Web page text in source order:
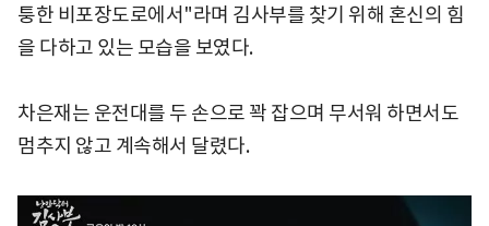
퉁한 비포장도로에서"라며 김사부를 찾기 위해 혼신의 힘
을 다하고 있는 모습을 보였다.
차은재는 운전대를 두 손으로 꽉 잡으며 무서워 하면서도
멈추지 않고 계속해서 달렸다.